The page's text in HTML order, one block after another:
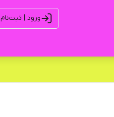
ورود | ثبت‌نام